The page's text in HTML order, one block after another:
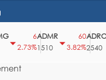
2.73%
ADMR
1510
3.82%
ADRO
2540